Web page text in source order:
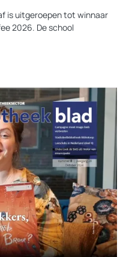
is uitgeroepen tot winnaar
2026. De school